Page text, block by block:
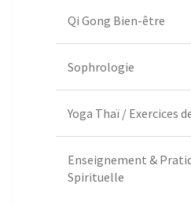
Qi Gong Bien-être
Sophrologie
Yoga Thaï / Exercices
Enseignement &
Spirituelle